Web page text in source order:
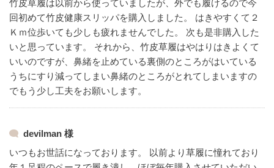
竹皮草履は以前から使っていましたが、外でも履けるので今
回初めて竹皮健康スリッパを購入しました。
はきやすくて２
Ｋｍ位歩いても少しも疲れませんでした。
次も是非購入した
いと思っています。
それから、竹皮草履はやはりはきよくて
いいのですが、鼻緒を止めている裏側のところがはいている
うちにすり減ってしまい鼻緒のところがとれてしまいますの
でもう少し工夫をお願いします。
devilman 様
いつもお世話になっております。
以前より草履に憧れており